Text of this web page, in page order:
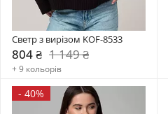
Светр з вирізом KOF-8533
804 ₴ 1 149 ₴
+ 9 кольорів
- 40%